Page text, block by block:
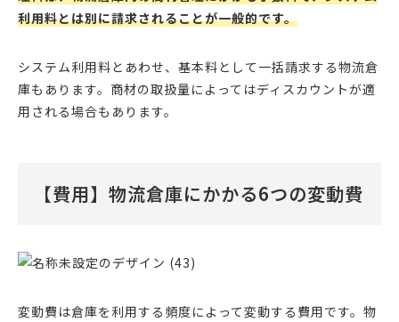
利用料とは別に請求されることが一般的です。
システム利用料とあわせ、基本料として一括請求する物流倉
庫もあります。商材の取扱量によってはディスカウントが適
用される場合もあります。
【費用】物流倉庫にかかる6つの変動費
変動費は倉庫を利用する頻度によって変動する費用です。物